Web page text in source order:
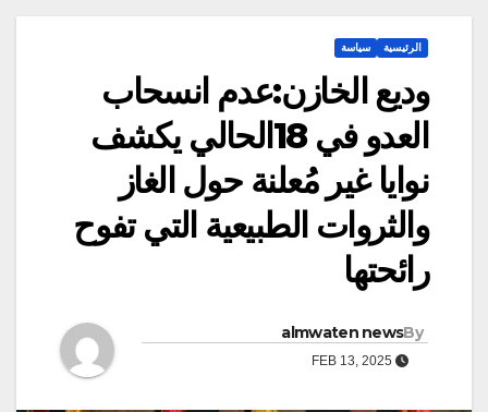
الرئيسية سياسة
وديع الخازن:عدم انسحاب
العدو في 18الحالي يكشف
نوايا غير مُعلنة حول الغاز
والثروات الطبيعية التي تفوح
رائحتها
By
almwaten news